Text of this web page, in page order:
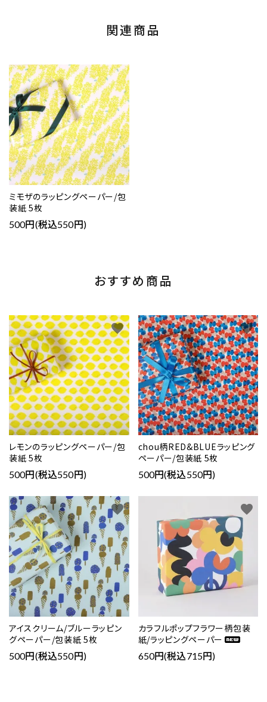
関連商品
ミモザのラッピングペーパー/包
装紙 5枚
500円(税込550円)
おすすめ商品
レモンのラッピングペーパー/包
装紙 5枚
500円(税込550円)
favorite
chou柄RED&BLUEラッピング
ペーパー/包装紙 5枚
500円(税込550円)
favorite
アイスクリーム/ブルーラッピン
グペーパー/包装紙 5枚
500円(税込550円)
favorite
カラフルポップフラワー柄包装
紙/ラッピングペーパー
650円(税込715円)
favorite